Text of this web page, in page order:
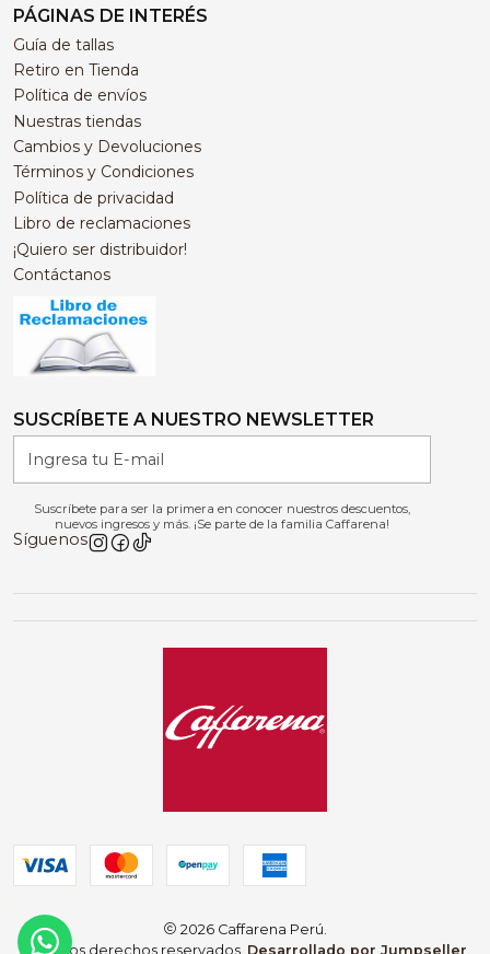
PÁGINAS DE INTERÉS
Guía de tallas
Retiro en Tienda
Política de envíos
Nuestras tiendas
Cambios y Devoluciones
Términos y Condiciones
Política de privacidad
Libro de reclamaciones
¡Quiero ser distribuidor!
Contáctanos
SUSCRÍBETE A NUESTRO NEWSLETTER
Suscríbete para ser la primera en conocer nuestros descuentos,
nuevos ingresos y más. ¡Se parte de la familia Caffarena!
Síguenos
2026 Caffarena Perú.
Todos los derechos reservados. Desarrollado por Jumpseller